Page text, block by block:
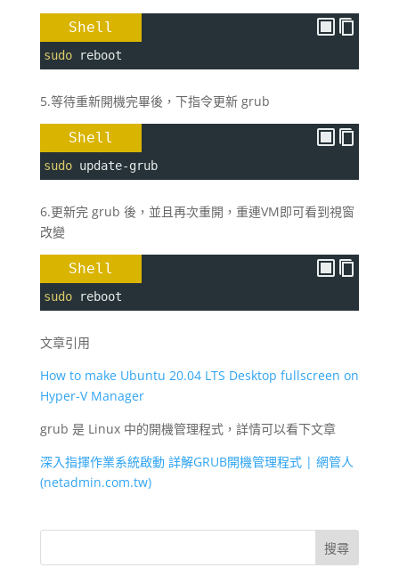
Shell
sudo reboot
5.等待重新開機完畢後，下指令更新 grub
Shell
sudo update-grub
6.更新完 grub 後，並且再次重開，重連VM即可看到視窗
改變
Shell
sudo reboot
文章引用
How to make Ubuntu 20.04 LTS Desktop fullscreen on
Hyper-V Manager
grub 是 Linux 中的開機管理程式，詳情可以看下文章
深入指揮作業系統啟動 詳解GRUB開機管理程式 | 網管人
(netadmin.com.tw)